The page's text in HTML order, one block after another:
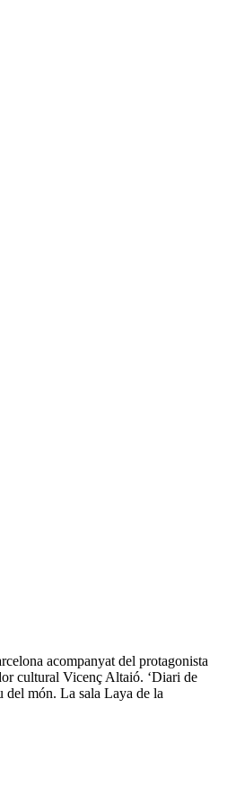
acompanyat del protagonista
cultural Vicenç Altaió. ‘Diari de
del món. La sala Laya de la